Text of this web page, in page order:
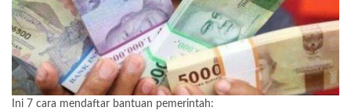
Ini 7 cara mendaftar bantuan pemerintah: